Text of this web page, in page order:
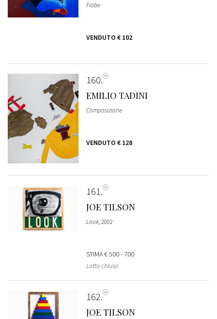
Fiabe
VENDUTO € 102
160
EMILIO TADINI
Composizione
VENDUTO € 128
161
JOE TILSON
Look, 2002
STIMA€ 500 - 700
Lotto chiuso
162
JOE TILSON